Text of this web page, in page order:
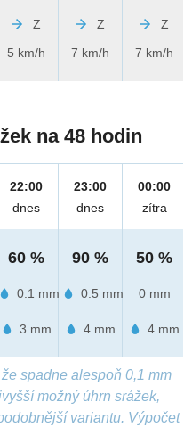
Z
5 km/h
Z
7 km/h
Z
7 km/h
na 48 hodin
22:00
dnes
60 %
0.1 mm
3 mm
23:00
dnes
90 %
0.5 mm
4 mm
00:00
zítra
50 %
0 mm
4 mm
spadne alespoň 0,1 mm
možný úhrn srážek,
variantu. Výpočet